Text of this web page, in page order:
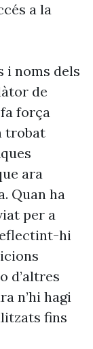
a la
i noms dels
de
força
trobat
ara
Quan ha
per a
hi
d’altres
n’hi hagi
fins